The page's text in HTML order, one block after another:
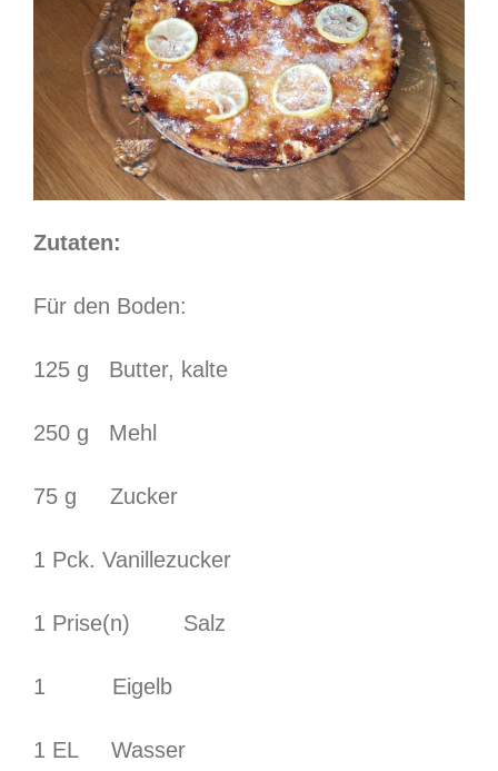
Zutaten:
Für den Boden:
125 g Butter, kalte
250 g Mehl
75 g Zucker
1 Pck. Vanillezucker
1 Prise(n) Salz
1 Eigelb
1 EL Wasser